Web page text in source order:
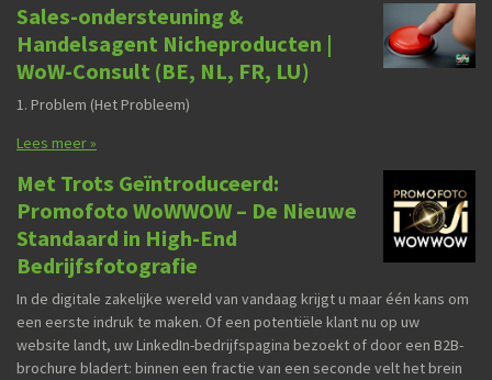
Sales-ondersteuning &
Handelsagent Nicheproducten |
WoW-Consult (BE, NL, FR, LU)
1. Problem (Het Probleem)
Lees meer »
Met Trots Geïntroduceerd:
Promofoto WoWWOW – De Nieuwe
Standaard in High-End
Bedrijfsfotografie
In de digitale zakelijke wereld van vandaag krijgt u maar één kans om
een eerste indruk te maken. Of een potentiële klant nu op uw
website landt, uw LinkedIn-bedrijfspagina bezoekt of door een B2B-
brochure bladert: binnen een fractie van een seconde velt het brein